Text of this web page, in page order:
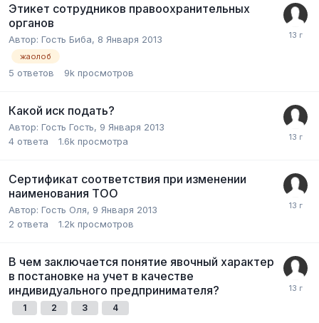
Этикет сотрудников правоохранительных
органов
Автор: Гость Биба, 8 Января 2013
жаолоб
5 ответов 9k просмотров
Какой иск подать?
Автор: Гость Гость, 9 Января 2013
4 ответа 1.6k просмотра
Сертификат соответствия при изменении
наименования ТОО
Автор: Гость Оля, 9 Января 2013
2 ответа 1.2k просмотров
В чем заключается понятие явочный характер
в постановке на учет в качестве
индивидуального предпринимателя?
1 2 3 4